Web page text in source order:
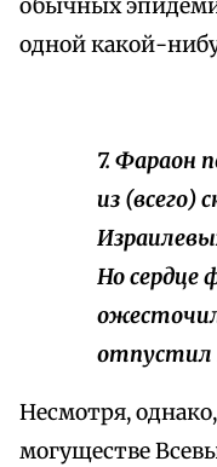
обычных
одной какой-
7. Фараон
из (всего)
Но сердце
отпустил
Несмотря,
могуществе